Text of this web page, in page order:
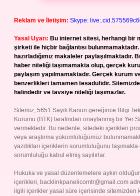
Reklam ve İletişim: Skype:
Yasal Uyarı: Bu internet sitesi, herhangi bir
şirketi ile hiçbir bağlantısı
hazırladığımız makaleler
haber niteliği taşımamakta olup, gerçek
paylaşım yapılmamaktadır. Gerçek kurum
benzerlikleri tamamen tesadüfidir.
halindedir ve tavsiye niteliği taşımazlar.
Sitemiz, 5651 Sayılı Kanun gereğince Bilgi
Kurumu (BTK) tarafından onaylanmış bir Yer
vermektedir. Bu nedenle, sitedeki içerikleri
veya araştırma yükümlülüğümüz
yazdıkları içeriklerin sorumluluğunu
sorumluluğu kabul etmiş sayılırlar.
Hukuka ve yasal düzenlemelere aykırı
içerikleri, backlinkpanelicomtr@gmail.com
ilgili içerikler yasal süre içerisinde sitemizden